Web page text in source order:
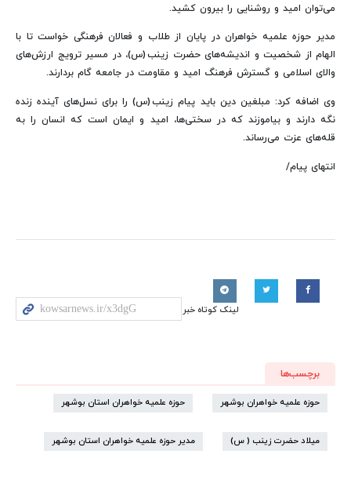
می‌توان امید و روشنایی را بیرون کشید.
مدیر حوزه علمیه خواهران در پایان از طلاب و فعالان فرهنگی خواست تا با
الهام از شخصیت و اندیشه‌های حضرت زینب (س)، در مسیر ترویج ارزش‌های
والای اسلامی و گسترش فرهنگ امید و مقاومت در جامعه گام بردارند.
وی اضافه کرد: مبلغین دین باید پیام زینب (س) را برای نسل‌های آینده زنده
نگه دارند و بیاموزند که در سختی‌ها، امید و ایمان است که انسان را به
قله‌های عزت می‌رساند.
انتهای پیام/
لینک کوتاه خبر
برچسب‌ها
حوزه علمیه خواهران بوشهر حوزه علمیه خواهران استان بوشهر
میلاد حضرت زینب ( س) مدیر حوزه علمیه خواهران استان بوشهر